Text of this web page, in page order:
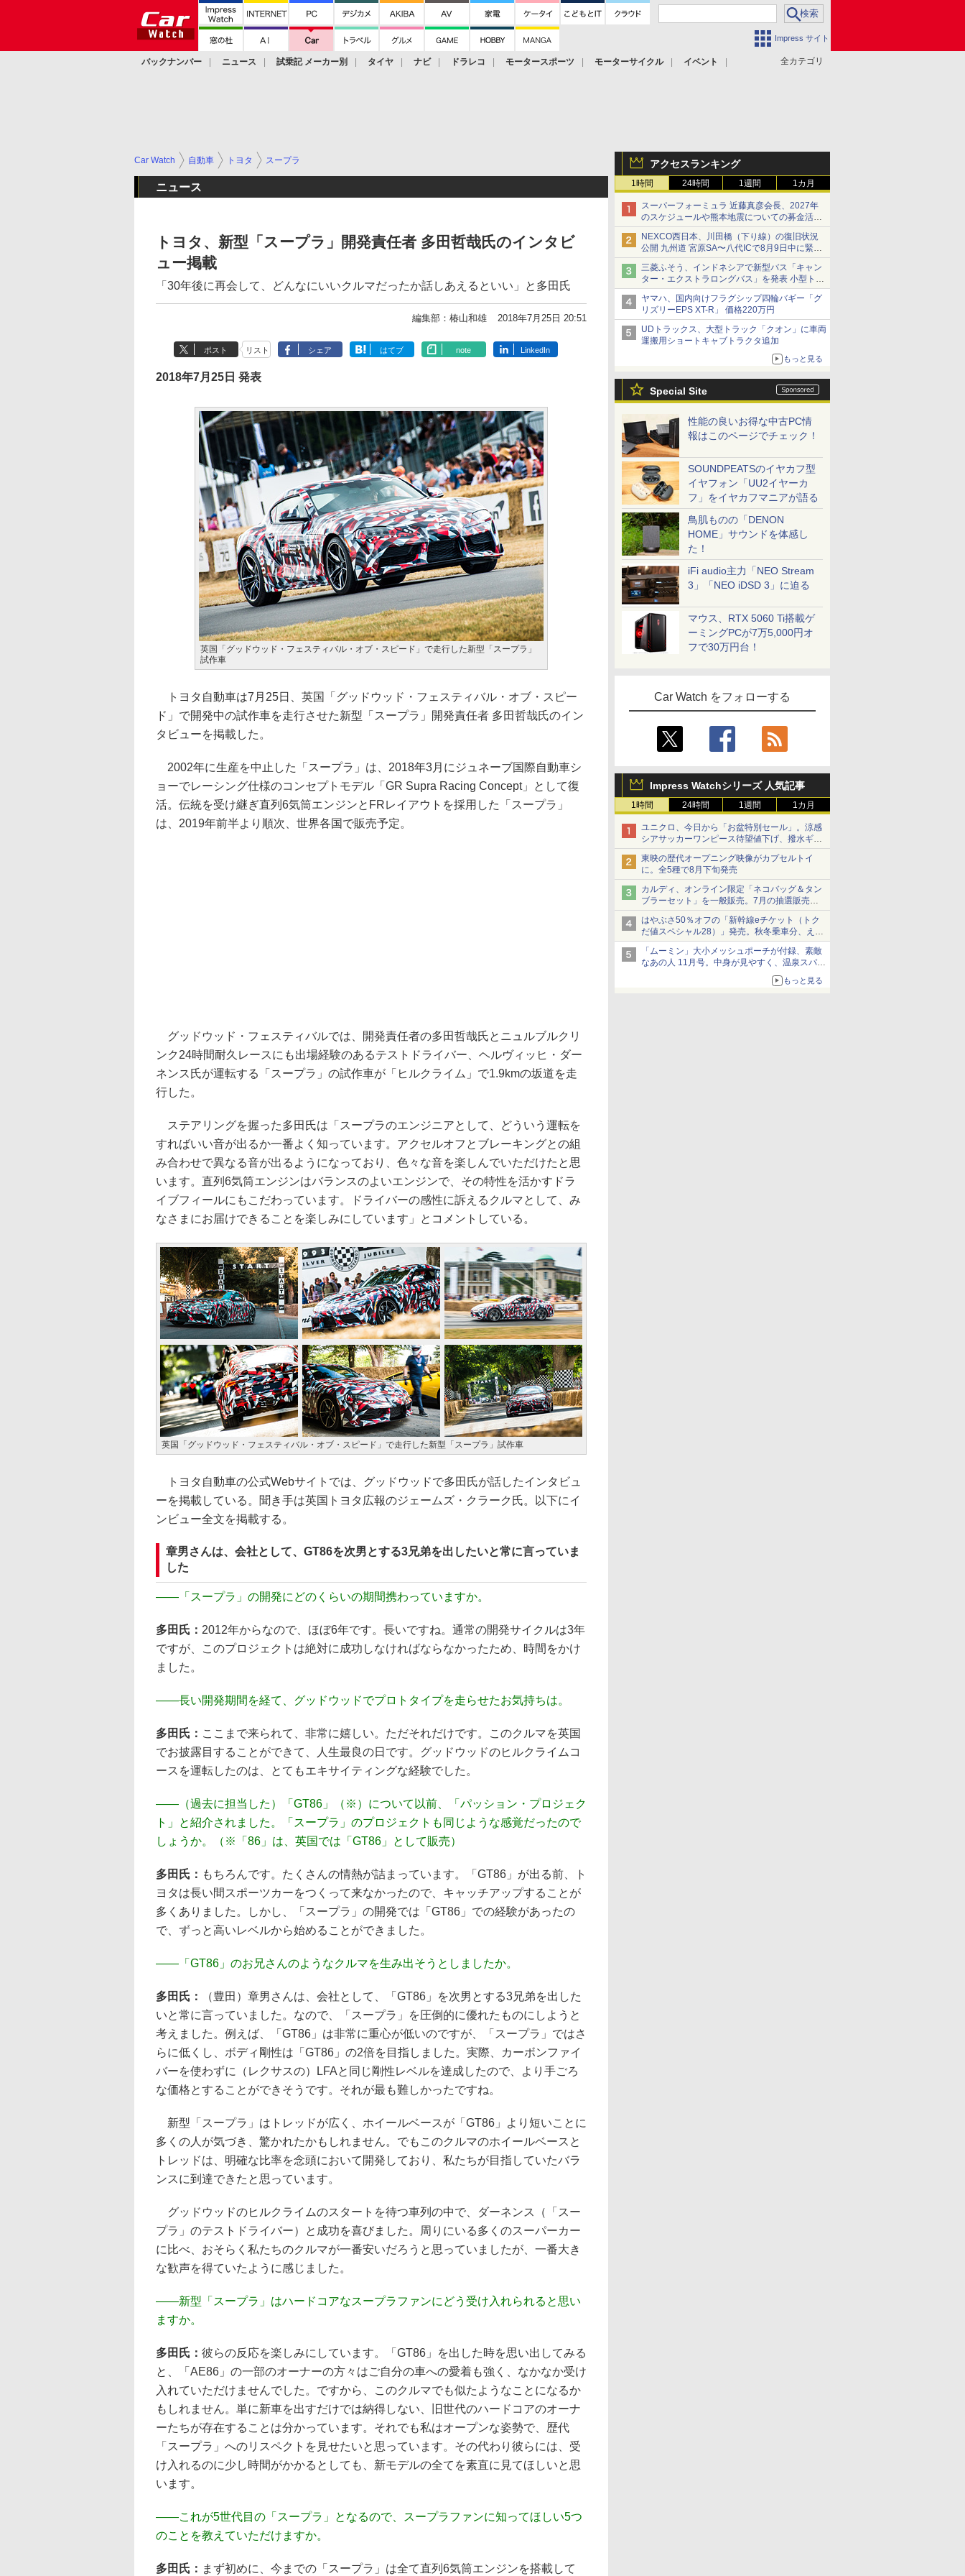
Impress サイト
全カテゴリ
バックナンバー ニュース 試乗記 メーカー別 タイヤ ナビ ドラレコ モータースポーツ モーターサイクル
イベント
アクセスランキング
1時間 24時間 1週間 1カ月
スーパーフォーミュラ 近藤真彦会長、2027年
のスケジュールや熊本地震についての募金活動
を紹介
NEXCO西日本、川田橋（下り線）の復旧状況
公開 九州道 宮原SA〜八代ICで8月9日中に緊急
車両を通行可能に
三菱ふそう、インドネシアで新型バス「キャン
ター・エクストラロングバス」を発表 小型トラ
ックベースの観光・旅客輸送向けバス
ヤマハ、国内向けフラグシップ四輪バギー「グ
リズリーEPS XT-R」 価格220万円
UDトラックス、大型トラック「クオン」に車両
運搬用ショートキャブトラクタ追加
もっと見る
Special Site
性能の良いお得な中古PC情
報はこのページでチェック！
SOUNDPEATSのイヤカフ型
イヤフォン「UU2イヤーカ
フ」をイヤカフマニアが語る
鳥肌ものの「DENON
HOME」サウンドを体感し
た！
iFi audio主力「NEO Stream
3」「NEO iDSD 3」に迫る
マウス、RTX 5060 Ti搭載ゲ
ーミングPCが7万5,000円オ
フで30万円台！
Car Watch をフォローする
Impress Watchシリーズ 人気記事
1時間 24時間 1週間 1カ月
ユニクロ、今日から「お盆特別セール」。涼感
シアサッカーワンピース待望値下げ、撥水ギア
ショーツは1990円に
東映の歴代オープニング映像がカプセルトイ
に。全5種で8月下旬発売
カルディ、オンライン限定「ネコバッグ＆タン
ブラーセット」を一般販売。7月の抽選販売の
当選無効分
はやぶさ50％オフの「新幹線eチケット（トク
だ値スペシャル28）」発売。秋冬乗車分、えき
ねっと限定
「ムーミン」大小メッシュポーチが付録、素敵
なあの人 11月号。中身が見やすく、温泉スパに
もっと見る
Car Watch 自動車 トヨタ スープラ
ニュース
トヨタ、新型「スープラ」開発責任者 多田哲哉氏のインタビ
ュー掲載
「30年後に再会して、どんなにいいクルマだったか話しあえるといい」と多田氏
編集部：椿山和雄 2018年7月25日 20:51
ポスト リスト シェア はてブ note LinkedIn
2018年7月25日 発表
英国「グッドウッド・フェスティバル・オブ・スピード」で走行した新型「スープラ」
試作車
トヨタ自動車は7月25日、英国「グッドウッド・フェスティバル・オブ・スピー
ド」で開発中の試作車を走行させた新型「スープラ」開発責任者 多田哲哉氏のイン
タビューを掲載した。
2002年に生産を中止した「スープラ」は、2018年3月にジュネーブ国際自動車シ
ョーでレーシング仕様のコンセプトモデル「GR Supra Racing Concept」として復
活。伝統を受け継ぎ直列6気筒エンジンとFRレイアウトを採用した「スープラ」
は、2019年前半より順次、世界各国で販売予定。
グッドウッド・フェスティバルでは、開発責任者の多田哲哉氏とニュルブルクリ
ンク24時間耐久レースにも出場経験のあるテストドライバー、ヘルヴィッヒ・ダー
ネンス氏が運転する「スープラ」の試作車が「ヒルクライム」で1.9kmの坂道を走
行した。
ステアリングを握った多田氏は「スープラのエンジニアとして、どういう運転を
すればいい音が出るか一番よく知っています。アクセルオフとブレーキングとの組
み合わせで異なる音が出るようになっており、色々な音を楽しんでいただけたと思
います。直列6気筒エンジンはバランスのよいエンジンで、その特性を活かすドラ
イブフィールにもこだわっています。ドライバーの感性に訴えるクルマとして、み
なさまにお届けできることを楽しみにしています」とコメントしている。
英国「グッドウッド・フェスティバル・オブ・スピード」で走行した新型「スープラ」試作車
トヨタ自動車の公式Webサイトでは、グッドウッドで多田氏が話したインタビュ
ーを掲載している。聞き手は英国トヨタ広報のジェームズ・クラーク氏。以下にイ
ンビュー全文を掲載する。
章男さんは、会社として、GT86を次男とする3兄弟を出したいと常に言っていま
した
―― 「スープラ」の開発にどのくらいの期間携わっていますか。
多田氏： 2012年からなので、ほぼ6年です。長いですね。通常の開発サイクルは3年
ですが、このプロジェクトは絶対に成功しなければならなかったため、時間をかけ
ました。
――長い開発期間を経て、グッドウッドでプロトタイプを走らせたお気持ちは。
多田氏： ここまで来られて、非常に嬉しい。ただそれだけです。このクルマを英国
でお披露目することができて、人生最良の日です。グッドウッドのヒルクライムコ
ースを運転したのは、とてもエキサイティングな経験でした。
―― （過去に担当した）「GT86」（※）について以前、「パッション・プロジェク
ト」と紹介されました。「スープラ」のプロジェクトも同じような感覚だったので
しょうか。（※「86」は、英国では「GT86」として販売）
多田氏： もちろんです。たくさんの情熱が詰まっています。「GT86」が出る前、ト
ヨタは長い間スポーツカーをつくって来なかったので、キャッチアップすることが
多くありました。しかし、「スープラ」の開発では「GT86」での経験があったの
で、ずっと高いレベルから始めることができました。
―― 「GT86」のお兄さんのようなクルマを生み出そうとしましたか。
多田氏：
（豊田）章男さんは、会社として、「GT86」を次男とする3兄弟を出した
いと常に言っていました。なので、「スープラ」を圧倒的に優れたものにしようと
考えました。例えば、「GT86」は非常に重心が低いのですが、「スープラ」ではさ
らに低くし、ボディ剛性は「GT86」の2倍を目指しました。実際、カーボンファイ
バーを使わずに（レクサスの）LFAと同じ剛性レベルを達成したので、より手ごろ
な価格とすることができそうです。それが最も難しかったですね。
新型「スープラ」はトレッドが広く、ホイールベースが「GT86」より短いことに
多くの人が気づき、驚かれたかもしれません。でもこのクルマのホイールベースと
トレッドは、明確な比率を念頭において開発しており、私たちが目指していたバラ
ンスに到達できたと思っています。
グッドウッドのヒルクライムのスタートを待つ車列の中で、ダーネンス（「スー
プラ」のテストドライバー）と成功を喜びました。周りにいる多くのスーパーカー
に比べ、おそらく私たちのクルマが一番安いだろうと思っていましたが、一番大き
な歓声を得ていたように感じました。
――新型「スープラ」はハードコアなスープラファンにどう受け入れられると思い
ますか。
多田氏： 彼らの反応を楽しみにしています。「GT86」を出した時を思い出してみる
と、「AE86」の一部のオーナーの方々はご自分の車への愛着も強く、なかなか受け
入れていただけませんでした。ですから、このクルマでも似たようなことになるか
もしれません。単に新車を出すだけでは納得しない、旧世代のハードコアのオーナ
ーたちが存在することは分かっています。それでも私はオープンな姿勢で、歴代
「スープラ」へのリスペクトを見せたいと思っています。その代わり彼らには、受
け入れるのに少し時間がかかるとしても、新モデルの全てを素直に見てほしいと思
います。
――これが5世代目の「スープラ」となるので、スープラファンに知ってほしい5つ
のことを教えていただけますか。
多田氏： まず初めに、今までの「スープラ」は全て直列6気筒エンジンを搭載して